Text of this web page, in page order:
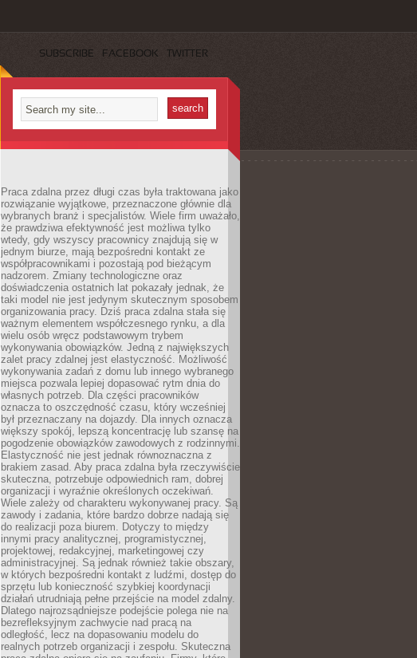
SUBSCRIBE FACEBOOK TWITTER
Praca zdalna przez długi czas była traktowana jako
rozwiązanie wyjątkowe, przeznaczone głównie dla
wybranych branż i specjalistów. Wiele firm uważało,
że prawdziwa efektywność jest możliwa tylko
wtedy, gdy wszyscy pracownicy znajdują się w
jednym biurze, mają bezpośredni kontakt ze
współpracownikami i pozostają pod bieżącym
nadzorem. Zmiany technologiczne oraz
doświadczenia ostatnich lat pokazały jednak, że
taki model nie jest jedynym skutecznym sposobem
organizowania pracy. Dziś praca zdalna stała się
ważnym elementem współczesnego rynku, a dla
wielu osób wręcz podstawowym trybem
wykonywania obowiązków. Jedną z największych
zalet pracy zdalnej jest elastyczność. Możliwość
wykonywania zadań z domu lub innego wybranego
miejsca pozwala lepiej dopasować rytm dnia do
własnych potrzeb. Dla części pracowników
oznacza to oszczędność czasu, który wcześniej
był przeznaczany na dojazdy. Dla innych oznacza
większy spokój, lepszą koncentrację lub szansę na
pogodzenie obowiązków zawodowych z rodzinnymi.
Elastyczność nie jest jednak równoznaczna z
brakiem zasad. Aby praca zdalna była rzeczywiście
skuteczna, potrzebuje odpowiednich ram, dobrej
organizacji i wyraźnie określonych oczekiwań.
Wiele zależy od charakteru wykonywanej pracy. Są
zawody i zadania, które bardzo dobrze nadają się
do realizacji poza biurem. Dotyczy to między
innymi pracy analitycznej, programistycznej,
projektowej, redakcyjnej, marketingowej czy
administracyjnej. Są jednak również takie obszary,
w których bezpośredni kontakt z ludźmi, dostęp do
sprzętu lub konieczność szybkiej koordynacji
działań utrudniają pełne przejście na model zdalny.
Dlatego najrozsądniejsze podejście polega nie na
bezrefleksyjnym zachwycie nad pracą na
odległość, lecz na dopasowaniu modelu do
realnych potrzeb organizacji i zespołu. Skuteczna